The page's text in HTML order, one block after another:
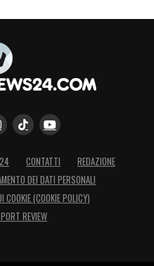
CONTATTI
REDAZIONE
DEI DATI PERSONALI
COOKIE (COOKIE POLICY)
REVIEW